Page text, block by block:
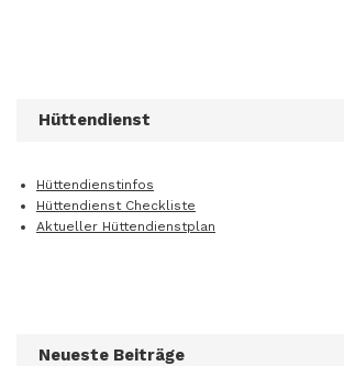
Hüttendienst
Hüttendienstinfos
Hüttendienst Checkliste
Aktueller Hüttendienstplan
Neueste Beiträge